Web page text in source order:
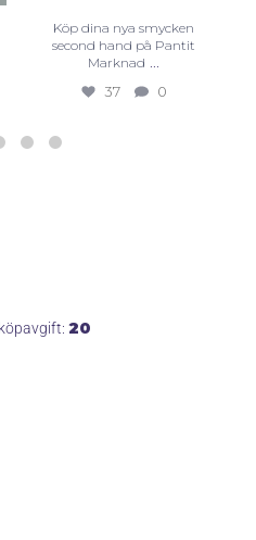
Köp dina nya smycken
second hand på Pantit
Marknad ...
37 0
20